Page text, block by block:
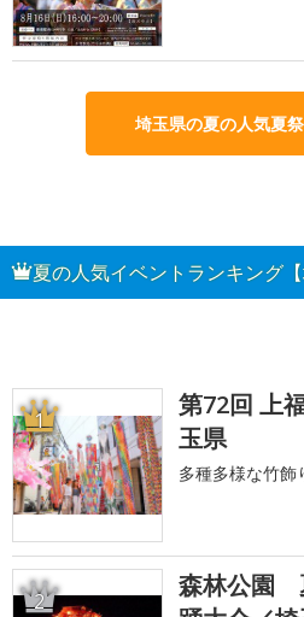
埼玉県の夏の人気夏
夏の人気イベントランキング【
1
第72回 上
玉県
多種多様な竹飾
2
森林公園